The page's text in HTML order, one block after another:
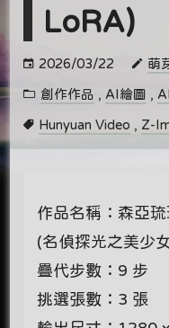
LoRA)
2026/03/22 萌
創作作品 , AI繪圖 ,
Hunyuan Video , Z-
作品名稱：森亞
(名偵探光之美少
疊代步數：9 步
挑選張數：3 張